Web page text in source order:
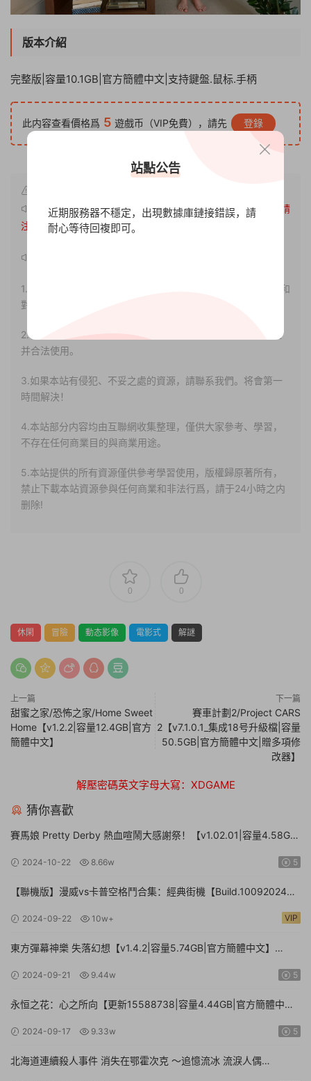
版本介紹
完整版|容量10.1GB|官方簡體中文|支持鍵盤.鼠标.手柄
此内容查看價格爲 5 遊戲币（VIP免費），請先 登錄
原文鏈接：http://www.xdgameo.com/7256.html，轉載請
注明出處。
1.本站部分内容轉載自其它媒體，但并不代表本站贊同其觀點和
對其真實性負責。
2.若您需要商業運營或用于其他商業活動，請您購買正版授權
并合法使用。
3.如果本站有侵犯、不妥之處的資源，請聯系我們。将會第一
時間解決！
4.本站部分内容均由互聯網收集整理，僅供大家參考、學習，
不存在任何商業目的與商業用途。
5.本站提供的所有資源僅供參考學習使用，版權歸原著所有，
禁止下載本站資源參與任何商業和非法行爲，請于24小時之内
删除!
0 0
休閑 冒險 動态影像 電影式 解謎
上一篇
甜蜜之家/恐怖之家/Home Sweet
Home【v1.2.2|容量12.4GB|官方
簡體中文】
下一篇
賽車計劃2/Project CARS
2【v7.1.0.1_集成18号升級檔|容量
50.5GB|官方簡體中文|贈多項修
改器】
解壓密碼英文字母大寫：XDGAME
猜你喜歡
賽馬娘 Pretty Derby 熱血喧鬧大感謝祭！【v1.02.01|容量4.58GB|
2024-10-22 8.66w 5
【聯機版】漫威vs卡普空格鬥合集：經典街機【Build.10092024聯
Collection: Arcade Classics
2024-09-22 10w+ VIP
東方彈幕神樂 失落幻想【v1.4.2|容量5.74GB|官方簡體中文】
2024-09-21 9.44w 5
永恒之花：心之所向【更新15588738|容量4.44GB|官方簡體中
2024-09-17 9.33w 5
北海道連續殺人事件 消失在鄂霍次克 ～追憶流冰 流淚人偶
站點公告
近期服務器不穩定，出現數據庫鏈接錯誤，請
耐心等待回複即可。